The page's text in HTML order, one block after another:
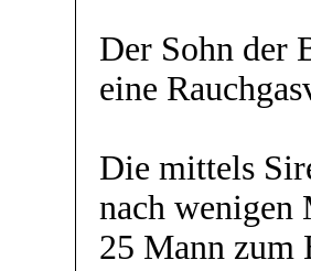
Der Sohn der
eine
Die mittels
nach
25 Mann zum